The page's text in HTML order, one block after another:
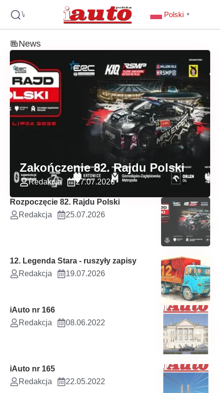
Wyszukaj Polski ▼
News
Zakończenie 82. Rajdu Polski
Redakcja 27.07.2026
Rozpoczęcie 82. Rajdu Polski
Redakcja
25.07.2026
12. Legenda Stara - ruszyły zapisy
Redakcja
19.07.2026
iAuto nr 166
Redakcja
08.06.2022
iAuto nr 165
Redakcja
22.05.2022